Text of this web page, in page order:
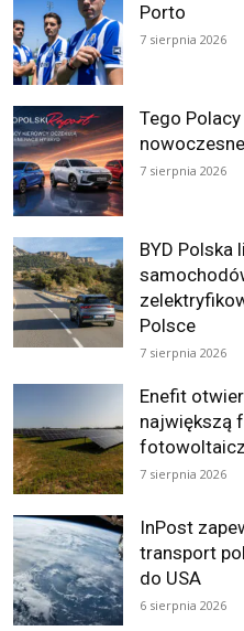
Porto
7 sierpnia 2026
Tego
7 sierpnia 2026
BYD Polska
Polsce
7 sierpnia 2026
Enefit
największą
7 sierpnia 2026
InPost
transport
do USA
6 sierpnia 2026